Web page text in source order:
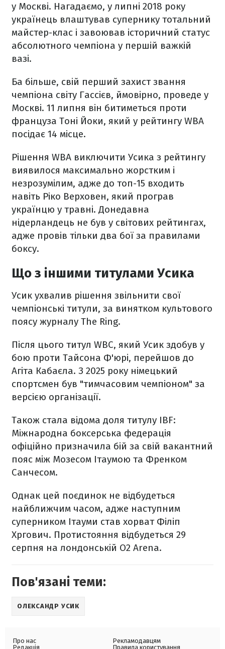
у Москві. Нагадаємо, у липні 2018 року
українець влаштував супернику тотальний
майстер-клас і завоював історичний статус
абсолютного чемпіона у першій важкій
вазі.
Ба більше, свій перший захист звання
чемпіона світу Гассієв, ймовірно, проведе у
Москві. 11 липня він битиметься проти
француза Тоні Йоки, який у рейтингу WBA
посідає 14 місце.
Рішення WBA виключити Усика з рейтингу
виявилося максимально жорстким і
незрозумілим, адже до топ-15 входить
навіть Ріко Верховен, який програв
українцю у травні. Донедавна
нідерландець не був у світових рейтингах,
адже провів тільки два бої за правилами
боксу.
Що з іншими титулами Усика
Усик ухвалив рішення звільнити свої
чемпіонські титули, за винятком культового
поясу журналу The Ring.
Після цього титул WBC, який Усик здобув у
бою проти Тайсона Ф'юрі, перейшов до
Агіта Кабаєла. З 2025 року німецький
спортсмен був "тимчасовим чемпіоном" за
версією організації.
Також стала відома доля титулу IBF:
Міжнародна боксерська федерація
офіційно призначила бій за свій вакантний
пояс між Мозесом Ітаумою та Френком
Санчесом.
Однак цей поєдинок не відбудеться
найближчим часом, адже наступним
суперником Ітауми став хорват Філіп
Хргович. Протистояння відбудеться 29
серпня на лондонській O2 Arena.
Пов'язані теми:
ОЛЕКСАНДР УСИК
Про нас
Редакція
Рекламодавцям
Правила користування